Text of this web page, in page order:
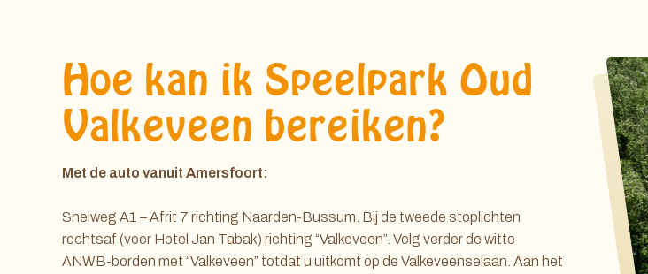
Hoe kan ik Speelpark Oud
Valkeveen bereiken?
Met de auto vanuit Amersfoort:
Snelweg A1 – Afrit 7 richting Naarden-Bussum. Bij de tweede stoplichten
rechtsaf (voor Hotel Jan Tabak) richting “Valkeveen”. Volg verder de witte
ANWB-borden met “Valkeveen” totdat u uitkomt op de Valkeveenselaan. Aan het